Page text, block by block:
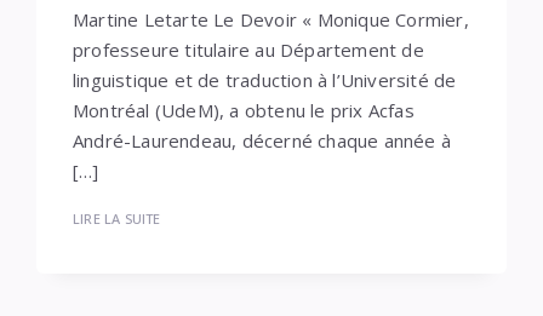
Martine Letarte Le Devoir « Monique Cormier,
professeure titulaire au Département de
linguistique et de traduction à l’Université de
Montréal (UdeM), a obtenu le prix Acfas
André-Laurendeau, décerné chaque année à
[…]
LIRE LA SUITE